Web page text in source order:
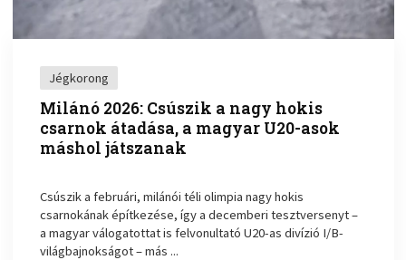
Jégkorong
Milánó 2026: Csúszik a nagy hokis
csarnok átadása, a magyar U20-asok
máshol játszanak
Csúszik a februári, milánói téli olimpia nagy hokis
csarnokának építkezése, így a decemberi tesztversenyt –
a magyar válogatottat is felvonultató U20-as divízió I/B-
világbajnokságot – más ...